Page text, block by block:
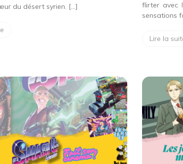
du désert syrien. […]
flirter avec
sensations
Lire la